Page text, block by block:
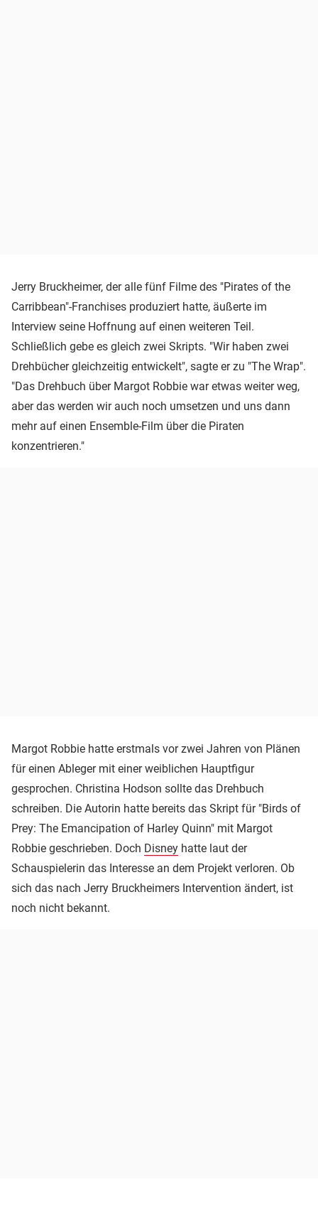
Jerry Bruckheimer, der alle fünf Filme des "Pirates of the
Carribbean"-Franchises produziert hatte, äußerte im
Interview seine Hoffnung auf einen weiteren Teil.
Schließlich gebe es gleich zwei Skripts. "Wir haben zwei
Drehbücher gleichzeitig entwickelt", sagte er zu "The Wrap".
"Das Drehbuch über Margot Robbie war etwas weiter weg,
aber das werden wir auch noch umsetzen und uns dann
mehr auf einen Ensemble-Film über die Piraten
konzentrieren."
Margot Robbie hatte erstmals vor zwei Jahren von Plänen
für einen Ableger mit einer weiblichen Hauptfigur
gesprochen. Christina Hodson sollte das Drehbuch
schreiben. Die Autorin hatte bereits das Skript für "Birds of
Prey: The Emancipation of Harley Quinn" mit Margot
Robbie geschrieben. Doch Disney hatte laut der
Schauspielerin das Interesse an dem Projekt verloren. Ob
sich das nach Jerry Bruckheimers Intervention ändert, ist
noch nicht bekannt.